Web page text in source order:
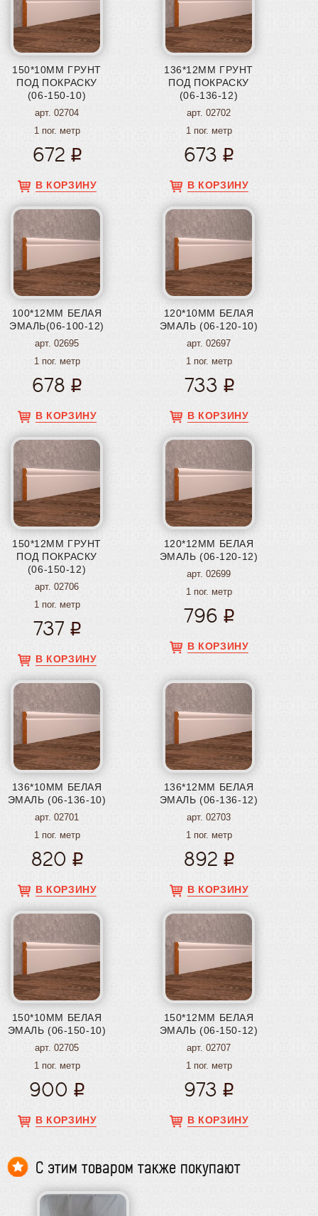
150*10ММ ГРУНТ
ПОД ПОКРАСКУ
(06-150-10)
арт. 02704
1 пог. метр
672
В КОРЗИНУ
136*12ММ ГРУНТ
ПОД ПОКРАСКУ
(06-136-12)
арт. 02702
1 пог. метр
673
В КОРЗИНУ
100*12ММ БЕЛАЯ
ЭМАЛЬ(06-100-12)
арт. 02695
1 пог. метр
678
В КОРЗИНУ
120*10ММ БЕЛАЯ
ЭМАЛЬ (06-120-10)
арт. 02697
1 пог. метр
733
В КОРЗИНУ
150*12ММ ГРУНТ
ПОД ПОКРАСКУ
(06-150-12)
арт. 02706
1 пог. метр
737
В КОРЗИНУ
120*12ММ БЕЛАЯ
ЭМАЛЬ (06-120-12)
арт. 02699
1 пог. метр
796
В КОРЗИНУ
136*10ММ БЕЛАЯ
ЭМАЛЬ (06-136-10)
арт. 02701
1 пог. метр
820
В КОРЗИНУ
136*12ММ БЕЛАЯ
ЭМАЛЬ (06-136-12)
арт. 02703
1 пог. метр
892
В КОРЗИНУ
150*10ММ БЕЛАЯ
ЭМАЛЬ (06-150-10)
арт. 02705
1 пог. метр
900
В КОРЗИНУ
150*12ММ БЕЛАЯ
ЭМАЛЬ (06-150-12)
арт. 02707
1 пог. метр
973
В КОРЗИНУ
С этим товаром также покупают